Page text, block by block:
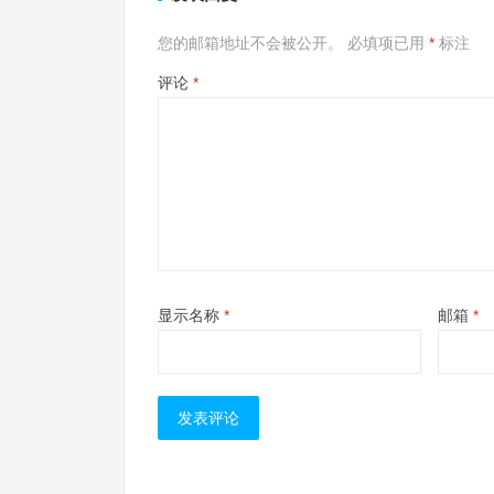
您的邮箱地址不会被公开。 必填项已用 * 标注
评论 *
显示名称 * 邮箱 *